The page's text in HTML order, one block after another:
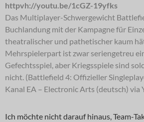
httpvh://youtu.be/1cGZ-19yfks
Das Multiplayer-Schwergewicht
Buchlandung mit der Kampagne für
theatralischer und pathetischer kaum
Mehrspielerpart ist zwar seriengetreu
Gefechtsspiel, aber Kriegsspiele sind
nicht. (Battlefield 4: Offizieller
Kanal EA – Electronic Arts (deutsch) via
Ich möchte nicht darauf hinaus, Team-